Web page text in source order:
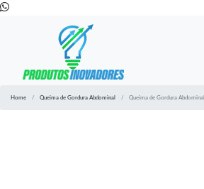
Home Queima de Gordura Abdominal Queima de Gordura Abdominal